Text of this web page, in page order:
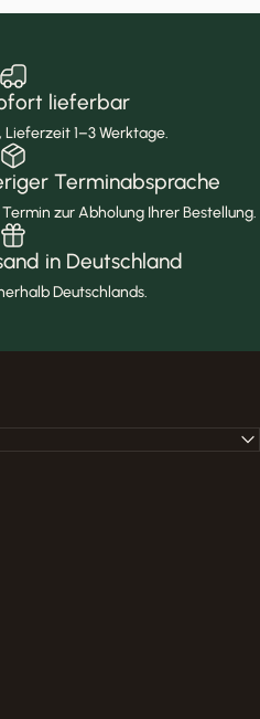
lieferbar
1–3 Werktage.
Terminabsprache
zur Abholung Ihrer Bestellung.
in Deutschland
Deutschlands.